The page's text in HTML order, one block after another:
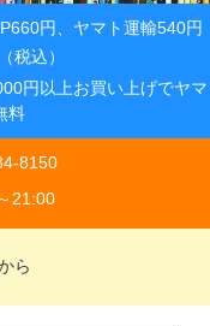
円、ヤマト運輸540円
税込）
円以上お買い上げでヤマ
料
8150
21:00
ら